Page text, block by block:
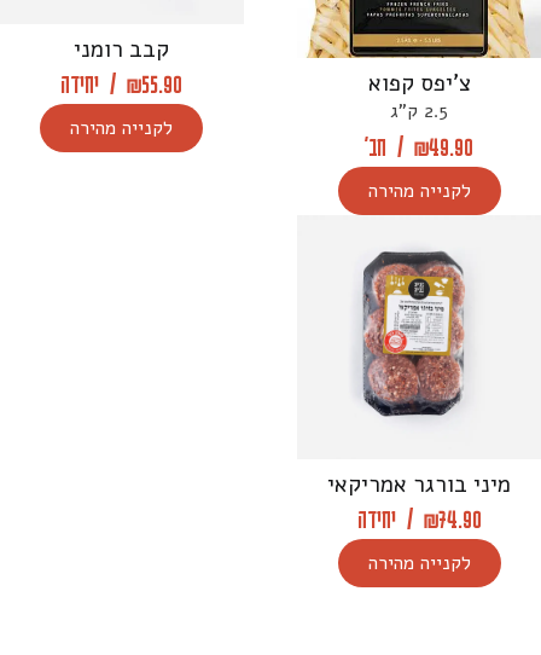
צ’יפס קפוא
2.5 ק"ג
₪49.90
/ חב'
לקנייה מהירה
קבב רומני
₪55.90
/ יחידה
לקנייה מהירה
מיני בורגר אמריקאי
₪74.90
/ יחידה
לקנייה מהירה